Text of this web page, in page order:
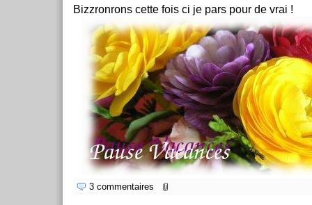
Bizzronrons cette fois ci je pars pour de vrai !
3 commentaires